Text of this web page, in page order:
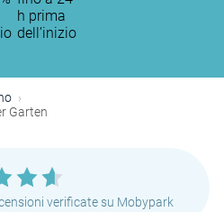
h prima
dell’inizio
Garten
verificate su Mobypark